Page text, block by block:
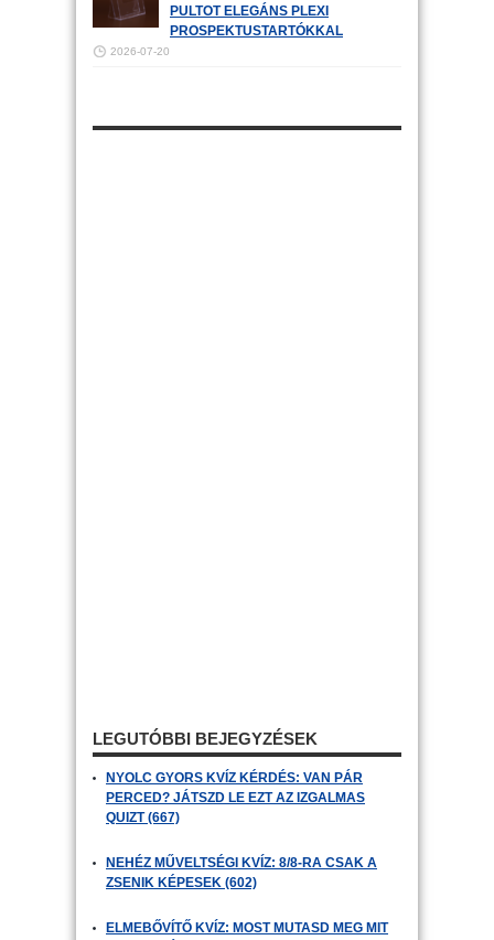
PULTOT ELEGÁNS PLEXI
PROSPEKTUSTARTÓKKAL
2026-07-20
LEGUTÓBBI BEJEGYZÉSEK
NYOLC GYORS KVÍZ KÉRDÉS: VAN PÁR
PERCED? JÁTSZD LE EZT AZ IZGALMAS
QUIZT (667)
NEHÉZ MŰVELTSÉGI KVÍZ: 8/8-RA CSAK A
ZSENIK KÉPESEK (602)
ELMEBŐVÍTŐ KVÍZ: MOST MUTASD MEG MIT